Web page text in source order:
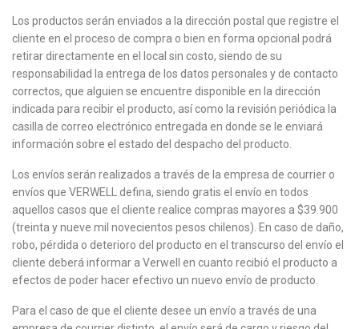
Los productos serán enviados a la dirección postal que registre el
cliente en el proceso de compra o bien en forma opcional podrá
retirar directamente en el local sin costo, siendo de su
responsabilidad la entrega de los datos personales y de contacto
correctos, que alguien se encuentre disponible en la dirección
indicada para recibir el producto, así como la revisión periódica la
casilla de correo electrónico entregada en donde se le enviará
información sobre el estado del despacho del producto.
Los envíos serán realizados a través de la empresa de courrier o
envíos que VERWELL defina, siendo gratis el envío en todos
aquellos casos que el cliente realice compras mayores a $39.900
(treinta y nueve mil novecientos pesos chilenos). En caso de daño,
robo, pérdida o deterioro del producto en el transcurso del envío el
cliente deberá informar a Verwell en cuanto recibió el producto a
efectos de poder hacer efectivo un nuevo envío de producto.
Para el caso de que el cliente desee un envío a través de una